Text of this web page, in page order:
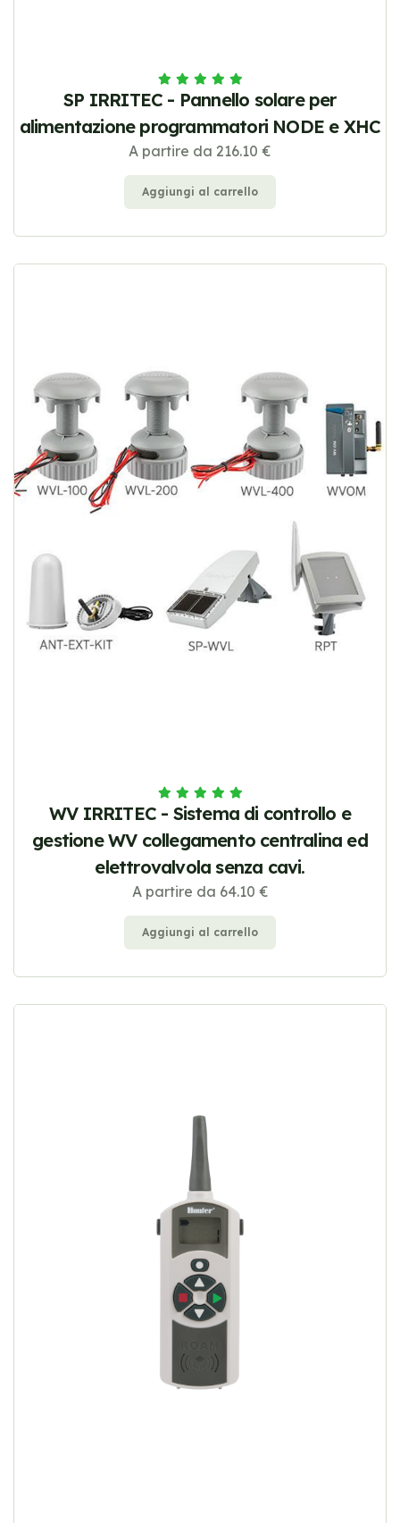
SP IRRITEC - Pannello solare per
alimentazione programmatori NODE e XHC
A partire da 216.10 €
Aggiungi al carrello
WV IRRITEC - Sistema di controllo e
gestione WV collegamento centralina ed
elettrovalvola senza cavi.
A partire da 64.10 €
Aggiungi al carrello